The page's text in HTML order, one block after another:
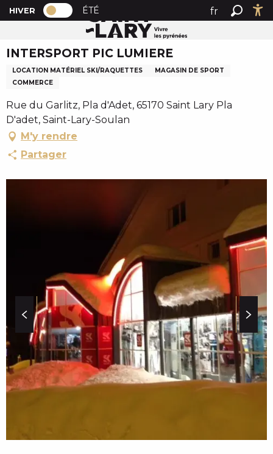
A
l
e
r
a
c
o
n
t
PAGE D’ACCUEIL ACTUELLE HIVER : PASSER EN MODE
HIVER PAGE D’ACCUEIL ACTUELLE HIVER :
ÉTÉ
fr
Accueil INTERSPORT PIC LUMIERE
INTERSPORT PIC LUMIERE
LOCATION MATÉRIEL SKI/RAQUETTES
MAGASIN DE SPORT
COMMERCE
Rue du Garlitz, Pla d'Adet, 65170 Saint Lary Pla
D'adet, Saint-Lary-Soulan
M'y rendre
Partager